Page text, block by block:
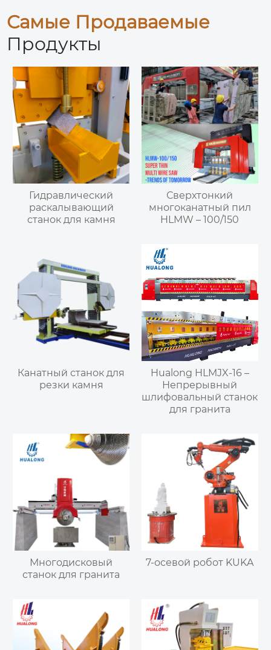
Самые Продаваемые
Продукты
Гидравлический
раскалывающий
станок для камня
Сверхтонкий
многоканатный пил
HLMW – 100/150
Канатный станок для
резки камня
Hualong HLMJX-16 –
Непрерывный
шлифовальный станок
для гранита
Многодисковый
станок для гранита
7-осевой робот KUKA